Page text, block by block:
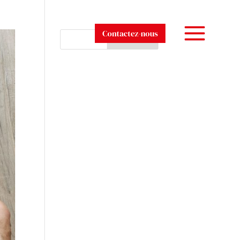
Contactez-nous
Rechercher